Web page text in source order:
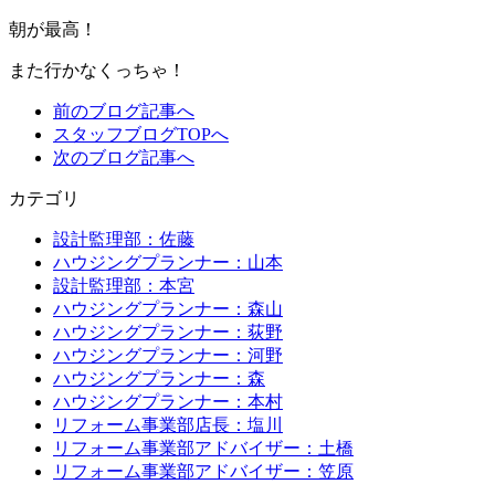
朝が最高！
また行かなくっちゃ！
前のブログ記事へ
スタッフブログTOPへ
次のブログ記事へ
カテゴリ
設計監理部：佐藤
ハウジングプランナー：山本
設計監理部：本宮
ハウジングプランナー：森山
ハウジングプランナー：荻野
ハウジングプランナー：河野
ハウジングプランナー：森
ハウジングプランナー：本村
リフォーム事業部店長：塩川
リフォーム事業部アドバイザー：土橋
リフォーム事業部アドバイザー：笠原